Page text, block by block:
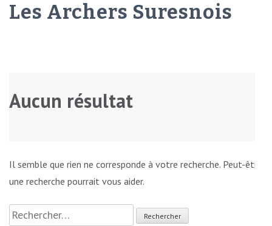
Les Archers Suresnois
Aucun résultat
Il semble que rien ne corresponde à votre recherche. Peut-être
une recherche pourrait vous aider.
Rechercher :